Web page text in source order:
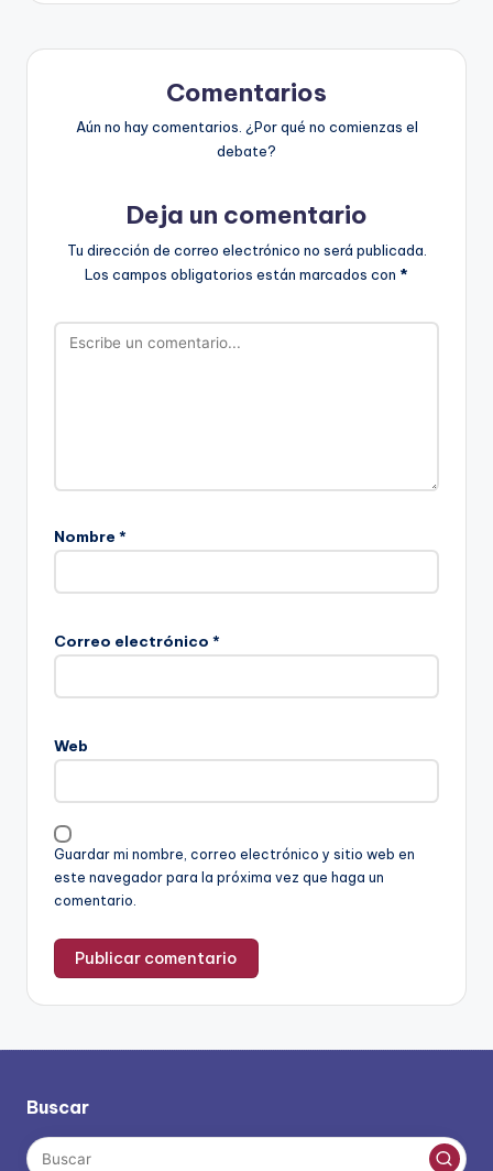
Comentarios
Aún no hay comentarios. ¿Por qué no comienzas el
debate?
Deja un comentario
Tu dirección de correo electrónico no será publicada.
Los campos obligatorios están marcados con *
Nombre *
Correo electrónico *
Web
Guardar mi nombre, correo electrónico y sitio web en
este navegador para la próxima vez que haga un
comentario.
Buscar